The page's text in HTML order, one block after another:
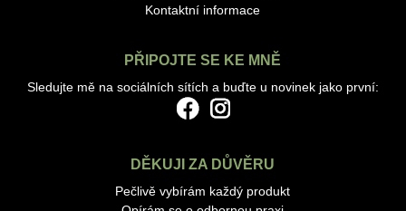
Kontaktní informace
PŘIPOJTE SE KE MNĚ
Sledujte mě na sociálních sítích a buďte u novinek jako první:
DĚKUJI ZA DŮVĚRU
Pečlivě vybírám každý produkt